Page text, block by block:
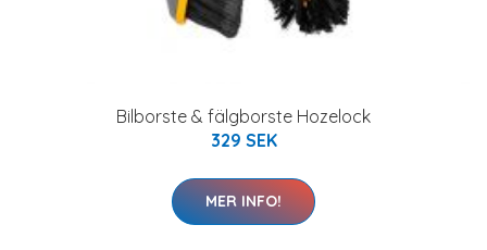
Bilborste & fälgborste Hozelock
329 SEK
MER INFO!